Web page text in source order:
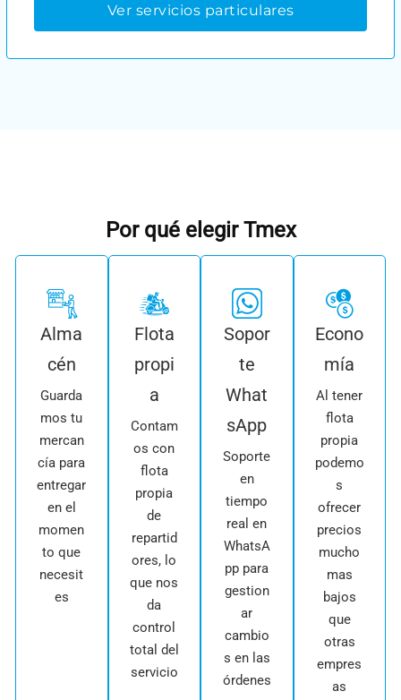
Ver servicios particulares
Por qué elegir Tmex
Alma
cén
Guarda
mos tu
mercan
cía para
entregar
en el
momen
to que
necesit
es
Flota
propi
a
Contam
os con
flota
propia
de
repartid
ores, lo
que nos
da
control
total del
servicio
Sopor
te
What
sApp
Soporte
en
tiempo
real en
WhatsA
pp para
gestion
ar
cambio
s en las
órdenes
Econo
mía
Al tener
flota
propia
podemo
s
ofrecer
precios
mucho
mas
bajos
que
otras
empres
as